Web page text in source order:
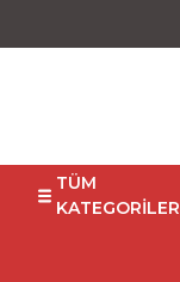
TÜM
KATEGORİLER